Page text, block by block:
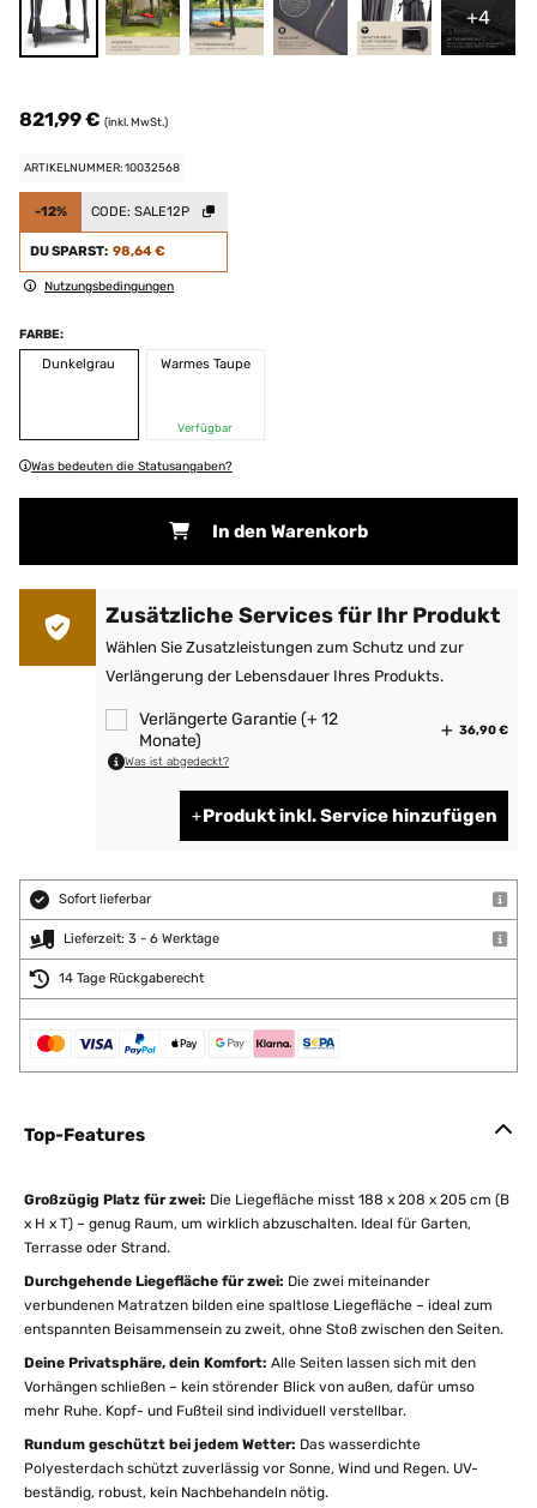
+4
821,99 € (inkl. MwSt.)
ARTIKELNUMMER: 10032568
-12% CODE: SALE12P
DU SPARST: 98,64 €
Nutzungsbedingungen
FARBE:
Dunkelgrau
Warmes Taupe
Verfügbar
Was bedeuten die Statusangaben?
In den Warenkorb
Zusätzliche Services für Ihr Produkt
Wählen Sie Zusatzleistungen zum Schutz und zur
Verlängerung der Lebensdauer Ihres Produkts.
Verlängerte Garantie (+ 12
Monate)
36,90 €
Was ist abgedeckt?
Produkt inkl. Service hinzufügen
Sofort lieferbar
Lieferzeit: 3 - 6 Werktage
14 Tage Rückgaberecht
Top-Features
Großzügig Platz für zwei: Die Liegefläche misst 188 x 208 x 205 cm (B
x H x T) – genug Raum, um wirklich abzuschalten. Ideal für Garten,
Terrasse oder Strand.
Durchgehende Liegefläche für zwei: Die zwei miteinander
verbundenen Matratzen bilden eine spaltlose Liegefläche – ideal zum
entspannten Beisammensein zu zweit, ohne Stoß zwischen den Seiten.
Deine Privatsphäre, dein Komfort: Alle Seiten lassen sich mit den
Vorhängen schließen – kein störender Blick von außen, dafür umso
mehr Ruhe. Kopf- und Fußteil sind individuell verstellbar.
Rundum geschützt bei jedem Wetter: Das wasserdichte
Polyesterdach schützt zuverlässig vor Sonne, Wind und Regen. UV-
beständig, robust, kein Nachbehandeln nötig.